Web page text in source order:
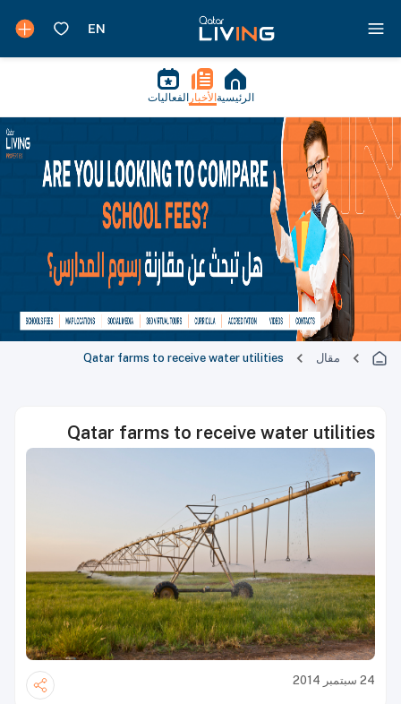
الرئيسية الأخبار الفعاليات
مقال Qatar farms to receive water utilities
Qatar farms to receive water utilities
24 سبتمبر 2014